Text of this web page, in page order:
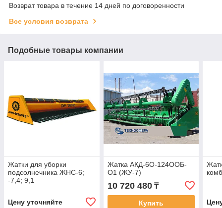
Возврат товара в течение 14 дней по договоренности
Все условия возврата
Подобные товары компании
Жатки для уборки
подсолнечника ЖНС-6;
-7,4; 9,1
Цену уточняйте
Жатка АКД-6О-124ООБ-
О1 (ЖУ-7)
10 720 480₸
Купить